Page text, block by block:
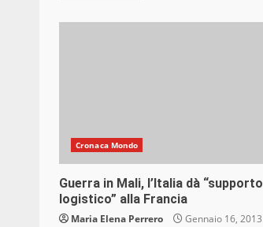
Cronaca Mondo
Guerra in Mali, l’Italia dà “supporto
logistico” alla Francia
Maria Elena Perrero Gennaio 16, 2013